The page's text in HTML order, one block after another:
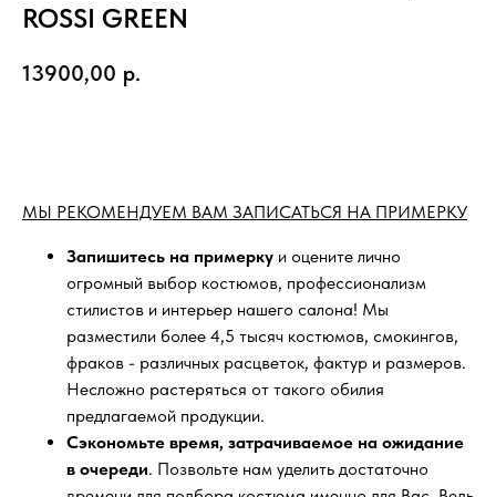
ROSSI GREEN
13900,00 р.
МЫ РЕКОМЕНДУЕМ ВАМ ЗАПИСАТЬСЯ НА ПРИМЕРКУ
Запишитесь на примерку и оцените лично
огромный выбор костюмов, профессионализм
стилистов и интерьер нашего салона! Мы
разместили более 4,5 тысяч костюмов, смокингов,
фраков - различных расцветок, фактур и размеров.
Несложно растеряться от такого обилия
предлагаемой продукции.
Сэкономьте время, затрачиваемое на ожидание
в очереди. Позвольте нам уделить достаточно